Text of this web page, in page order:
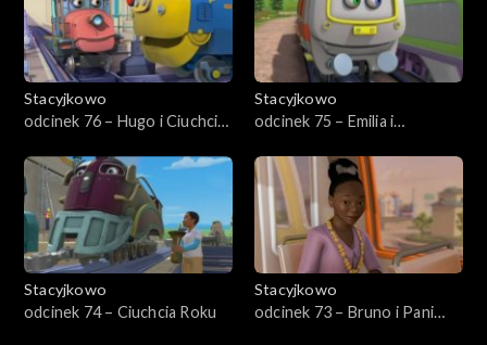
Stacyjkowo
odcinek 76 – Hugo i Ciuchcia
Stacyjkowo
odcinek 75 – Emilia i
Stacyjkowo
odcinek 74 – Ciuchcia Roku
Stacyjkowo
odcinek 73 – Bruno i Pani